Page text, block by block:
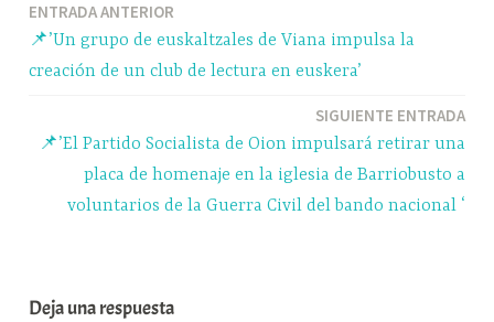
pp m rti
r
Navegación
ENTRADA ANTERIOR
📌’Un grupo de euskaltzales de Viana impulsa la
creación de un club de lectura en euskera’
SIGUIENTE ENTRADA
📌’El Partido Socialista de Oion impulsará retirar una
placa de homenaje en la iglesia de Barriobusto a
voluntarios de la Guerra Civil del bando nacional ‘
Deja una respuesta